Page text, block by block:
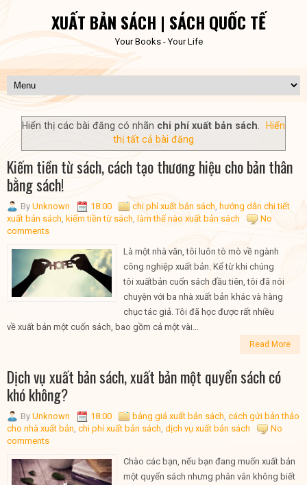
XUẤT BẢN SÁCH | SÁCH QUỐC TẾ
Your Books - Your Life
Hiển thị các bài đăng có nhãn chi phí xuất bản sách.
Hiển
thị tất cả bài đăng
Kiếm tiền từ sách, cách tạo thương hiệu cho bản thân
bằng sách!
By Unknown 18:00 chi phí xuất bản sách hướng dẫn chi tiết
xuất bản sách kiếm tiền từ sách làm thế nào xuất bản sách
No
comments
Là một nhà văn, tôi luôn tò mò về ngành
công nghiệp xuất bản. Kể từ khi chúng
tôi xuấtbản cuốn sách đầu tiên, tôi đã nói
chuyện với ba nhà xuất bản khác và hàng
chục tác giả. Tôi đã học được rất nhiều
về xuất bản một cuốn sách, bao gồm cả một vài...
Read More
Dịch vụ xuất bản sách, xuất bản một quyển sách có
khó không?
By Unknown 18:00 bảng giá xuất bản sách cách gửi bản thảo
cho nhà xuất bản chi phí xuất bản sách dịch vụ xuất bản sách
No
comments
Chào các bạn, nếu bạn đang muốn xuất bản
một quyển sách nhưng phân vân không biết